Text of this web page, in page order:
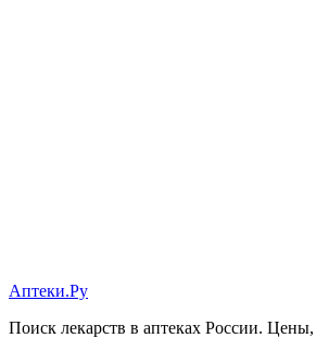
Аптеки.Ру
Поиск лекарств в аптеках России.